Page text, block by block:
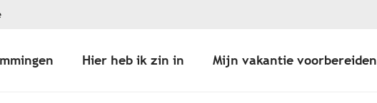
Hier heb ik zin in Mijn vakantie voorbereiden